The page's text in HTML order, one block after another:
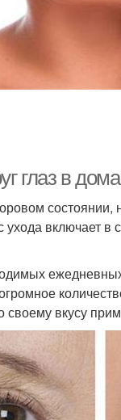
глаз в
состоянии,
включает в
ежедневных
вкусу